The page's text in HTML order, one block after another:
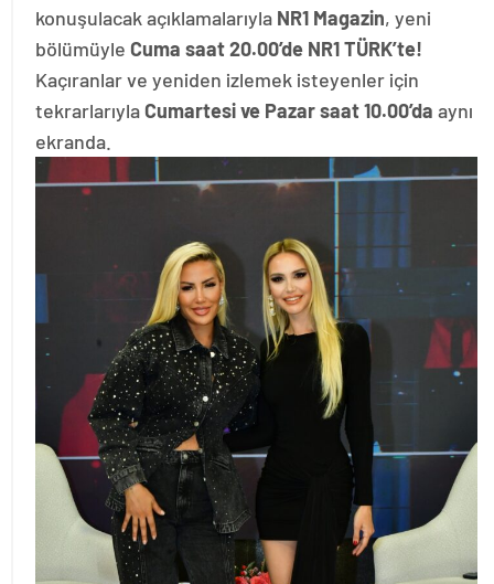
konuşulacak açıklamalarıyla NR1 Magazin, yeni
bölümüyle Cuma saat 20.00’de NR1 TÜRK’te!
Kaçıranlar ve yeniden izlemek isteyenler için
tekrarlarıylaCumartesi ve Pazar saat 10.00’da aynı
ekranda.